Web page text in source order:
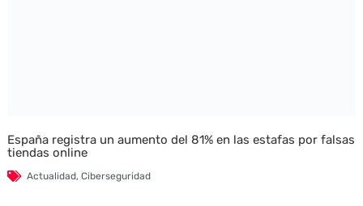
España registra un aumento del 81% en las estafas por falsas
tiendas online
Actualidad, Ciberseguridad